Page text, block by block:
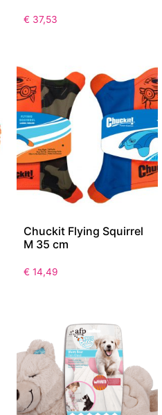
€ 37,53
Chuckit Flying Squirrel
M 35 cm
€ 14,49